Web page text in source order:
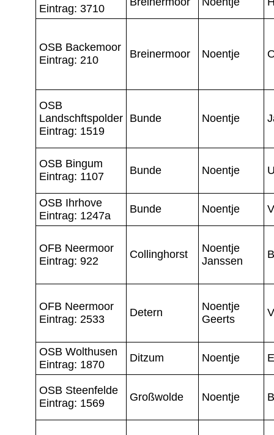
Eintrag: 3710
OSB Backemoor
Eintrag: 210
Breinermoor Noentje
OSB
Landschftspolder
Eintrag: 1519
Bunde Noentje
OSB Bingum
Eintrag: 1107
Bunde Noentje
OSB Ihrhove
Eintrag: 1247a
Bunde Noentje
OFB Neermoor
Eintrag: 922
Collinghorst
Noentje
Janssen
OFB Neermoor
Eintrag: 2533
Detern
Noentje
Geerts
OSB Wolthusen
Eintrag: 1870
Ditzum Noentje
OSB Steenfelde
Eintrag: 1569
Großwolde Noentje